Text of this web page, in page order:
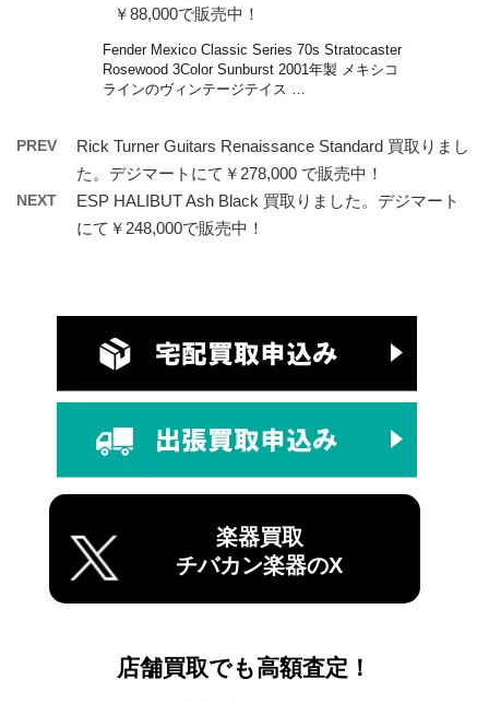
￥88,000で販売中！
Fender Mexico Classic Series 70s Stratocaster
Rosewood 3Color Sunburst 2001年製 メキシコ
ラインのヴィンテージテイス …
PREV
Rick Turner Guitars Renaissance Standard 買取りまし
た。デジマートにて￥278,000 で販売中！
NEXT
ESP HALIBUT Ash Black 買取りました。デジマート
にて￥248,000で販売中！
楽器買取
チバカン楽器のX
店舗買取でも高額査定！